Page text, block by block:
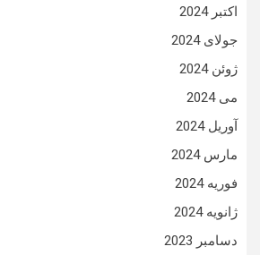
اکتبر 2024
جولای 2024
ژوئن 2024
می 2024
آوریل 2024
مارس 2024
فوریه 2024
ژانویه 2024
دسامبر 2023